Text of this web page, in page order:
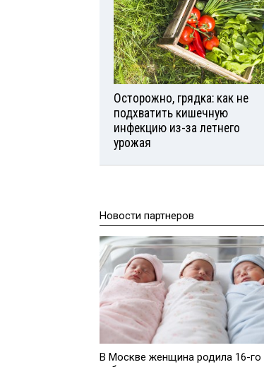
Осторожно, грядка: как не
подхватить кишечную
инфекцию из-за летнего
урожая
Новости партнеров
В Москве женщина родила 16-го